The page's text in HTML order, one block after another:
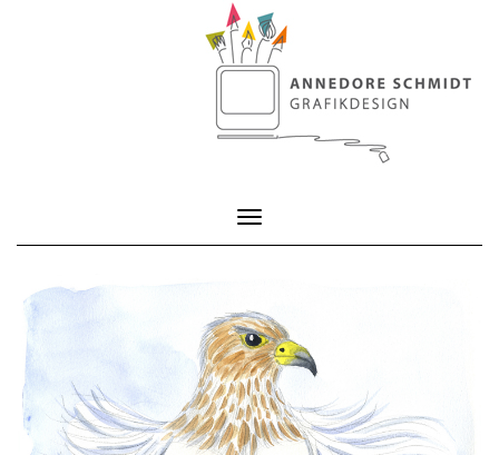
Toggle Navigation